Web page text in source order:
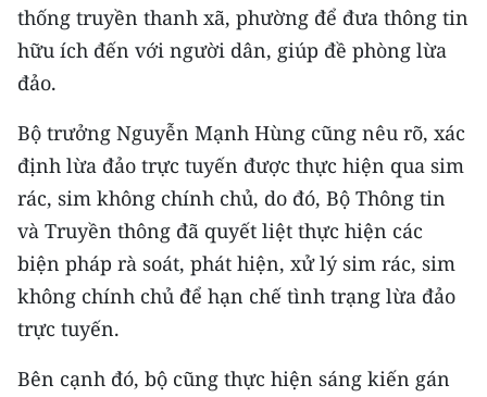
thống truyền thanh xã, phường để đưa thông tin
hữu ích đến với người dân, giúp đề phòng lừa
đảo.
Bộ trưởng Nguyễn Mạnh Hùng cũng nêu rõ, xác
định lừa đảo trực tuyến được thực hiện qua sim
rác, sim không chính chủ, do đó, Bộ Thông tin
và Truyền thông đã quyết liệt thực hiện các
biện pháp rà soát, phát hiện, xử lý sim rác, sim
không chính chủ để hạn chế tình trạng lừa đảo
trực tuyến.
Bên cạnh đó, bộ cũng thực hiện sáng kiến gán